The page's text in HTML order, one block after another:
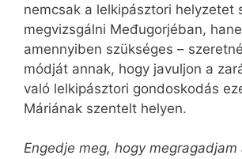
nemcsak a lelkipásztori helyzetet
megvizsgálni Međugorjéban,
amennyiben szükséges –
módját annak, hogy javuljon a
való lelkipásztori gondoskodás
Máriának szentelt helyen.
Engedje meg, hogy megragadjam